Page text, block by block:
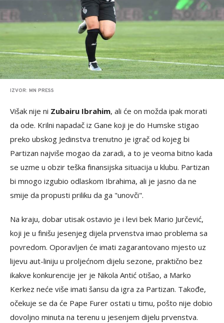
IZVOR: MN PRESS
Višak nije ni Zubairu Ibrahim, ali će on možda ipak morati
da ode. Krilni napadač iz Gane koji je do Humske stigao
preko ubskog Jedinstva trenutno je igrač od kojeg bi
Partizan najviše mogao da zaradi, a to je veoma bitno kada
se uzme u obzir teška finansijska situacija u klubu. Partizan
bi mnogo izgubio odlaskom Ibrahima, ali je jasno da ne
smije da propusti priliku da ga "unovči".
Na kraju, dobar utisak ostavio je i levi bek Mario Jurčević,
koji je u finišu jesenjeg dijela prvenstva imao problema sa
povredom. Oporavljen će imati zagarantovano mjesto uz
lijevu aut-liniju u proljećnom dijelu sezone, praktično bez
ikakve konkurencije jer je Nikola Antić otišao, a Marko
Kerkez neće više imati šansu da igra za Partizan. Takođe,
očekuje se da će Pape Furer ostati u timu, pošto nije dobio
dovoljno minuta na terenu u jesenjem dijelu prvenstva.